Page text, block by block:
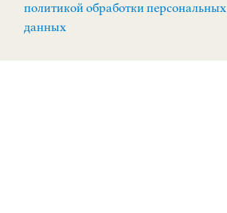
НА ЭКСКУРСИЮ
политикой обработки персональных
данных